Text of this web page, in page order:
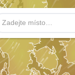
Aarhus